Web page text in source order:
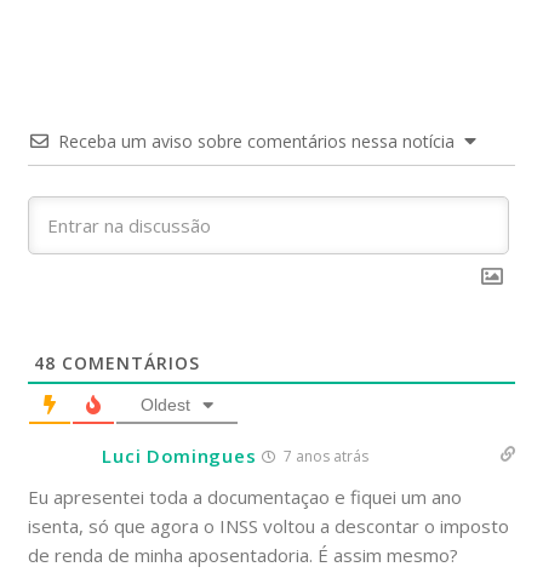
Receba um aviso sobre comentários nessa notícia
48 COMENTÁRIOS
Oldest
Luci Domingues 7 anos atrás
Eu apresentei toda a documentaçao e fiquei um ano
isenta, só que agora o INSS voltou a descontar o imposto
de renda de minha aposentadoria. É assim mesmo?